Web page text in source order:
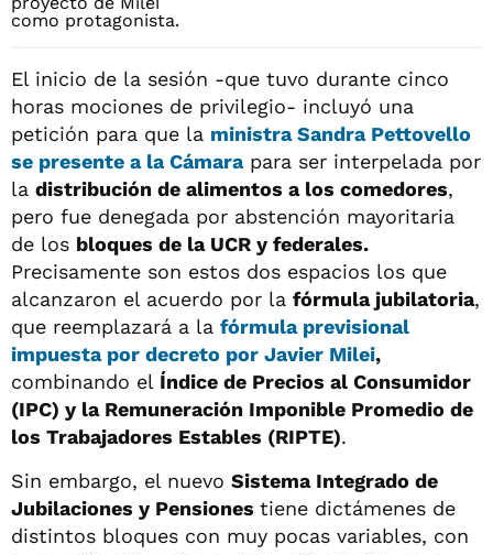
El inicio de la sesión -que tuvo durante cinco
horas mociones de privilegio- incluyó una
petición para que la ministra Sandra Pettovello
se presente a la Cámarapara ser interpelada por
la distribución de alimentos a los comedores,
pero fue denegada por abstención mayoritaria
de los bloques de la UCR y federales.
Precisamente son estos dos espacios los que
alcanzaron el acuerdo por la fórmula jubilatoria,
que reemplazará a la fórmula previsional
impuesta por decreto por Javier Milei,
combinando el Índice de Precios al Consumidor
(IPC) y la Remuneración Imponible Promedio de
los Trabajadores Estables (RIPTE).
Sin embargo, el nuevo Sistema Integrado de
Jubilaciones y Pensiones tiene dictámenes de
distintos bloques con muy pocas variables, con